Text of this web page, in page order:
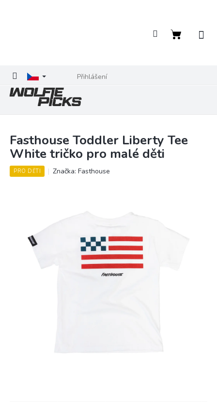
Přihlášení
Nákupní
Fasthouse Toddler Liberty Tee
White tričko pro malé děti
PRO DĚTI Značka: Fasthouse